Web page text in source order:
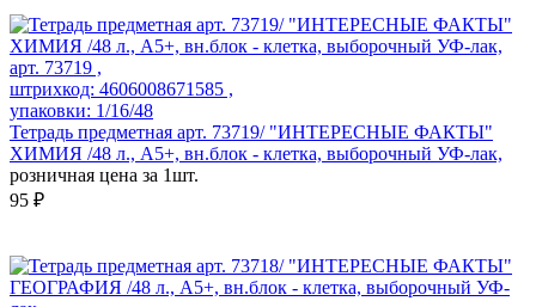
арт. 73719 ,
штрихкод: 4606008671585 ,
упаковки: 1/16/48
Тетрадь предметная арт. 73719/ "ИНТЕРЕСНЫЕ ФАКТЫ"
ХИМИЯ /48 л., А5+, вн.блок - клетка, выборочный УФ-лак,
розничная цена за 1шт.
95 ₽